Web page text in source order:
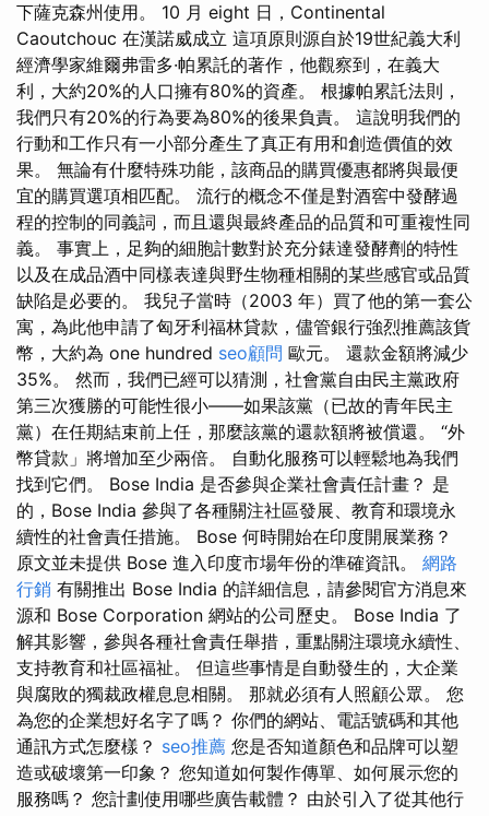
下薩克森州使用。 10 月 eight 日，Continental
Caoutchouc 在漢諾威成立 這項原則源自於19世紀義大利
經濟學家維爾弗雷多·帕累託的著作，他觀察到，在義大
利，大約20%的人口擁有80%的資產。 根據帕累託法則，
我們只有20%的行為要為80%的後果負責。 這說明我們的
行動和工作只有一小部分產生了真正有用和創造價值的效
果。 無論有什麼特殊功能，該商品的購買優惠都將與最便
宜的購買選項相匹配。 流行的概念不僅是對酒窖中發酵過
程的控制的同義詞，而且還與最終產品的品質和可重複性同
義。 事實上，足夠的細胞計數對於充分錶達發酵劑的特性
以及在成品酒中同樣表達與野生物種相關的某些感官或品質
缺陷是必要的。 我兒子當時（2003 年）買了他的第一套公
寓，為此他申請了匈牙利福林貸款，儘管銀行強烈推薦該貨
幣，大約為 one hundred seo顧問 歐元。 還款金額將減少
35%。 然而，我們已經可以猜測，社會黨自由民主黨政府
第三次獲勝的可能性很小——如果該黨（已故的青年民主
黨）在任期結束前上任，那麼該黨的還款額將被償還。 “外
幣貸款」將增加至少兩倍。 自動化服務可以輕鬆地為我們
找到它們。 Bose India 是否參與企業社會責任計畫？ 是
的，Bose India 參與了各種關注社區發展、教育和環境永
續性的社會責任措施。 Bose 何時開始在印度開展業務？
原文並未提供 Bose 進入印度市場年份的準確資訊。 網路
行銷 有關推出 Bose India 的詳細信息，請參閱官方消息來
源和 Bose Corporation 網站的公司歷史。 Bose India 了
解其影響，參與各種社會責任舉措，重點關注環境永續性、
支持教育和社區福祉。 但這些事情是自動發生的，大企業
與腐敗的獨裁政權息息相關。 那就必須有人照顧公眾。 您
為您的企業想好名字了嗎？ 你們的網站、電話號碼和其他
通訊方式怎麼樣？ seo推薦 您是否知道顏色和品牌可以塑
造或破壞第一印象？ 您知道如何製作傳單、如何展示您的
服務嗎？ 您計劃使用哪些廣告載體？ 由於引入了從其他行